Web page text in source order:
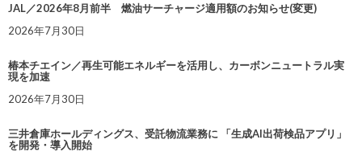
JAL／2026年8月前半 燃油サーチャージ適用額のお知らせ(変更)
2026年7月30日
椿本チエイン／再生可能エネルギーを活用し、カーボンニュートラル実
現を加速
2026年7月30日
三井倉庫ホールディングス、受託物流業務に 「生成AI出荷検品アプリ」
を開発・導入開始